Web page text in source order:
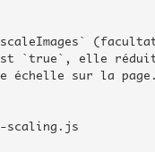
`true`, elle
échelle sur la page.
scaling.js